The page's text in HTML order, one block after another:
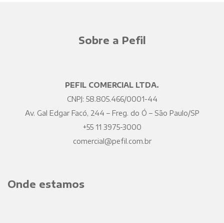
Sobre a Pefil
PEFIL COMERCIAL LTDA.
CNPJ: 58.805.466/0001-44
Av. Gal Edgar Facó, 244 – Freg. do Ó – São Paulo/SP
+55 11 3975-3000
comercial@pefil.com.br
Onde estamos